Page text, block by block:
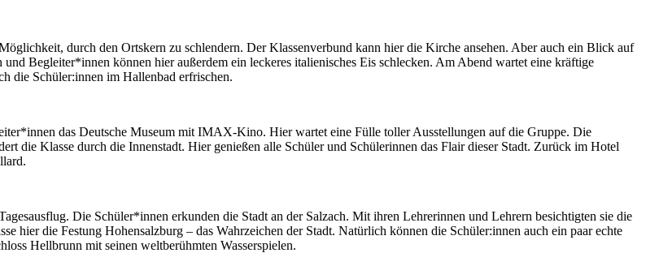
durch den Ortskern zu schlendern. Der Klassenverbund kann hier die Kirche ansehen. Aber auch ein Blick auf
Begleiter*innen können hier außerdem ein leckeres italienisches Eis schlecken. Am Abend wartet eine kräftige
die Schüler:innen im Hallenbad erfrischen.
das Deutsche Museum mit IMAX-Kino. Hier wartet eine Fülle toller Ausstellungen auf die Gruppe. Die
die Klasse durch die Innenstadt. Hier genießen alle Schüler und Schülerinnen das Flair dieser Stadt. Zurück im Hotel
Die Schüler*innen erkunden die Stadt an der Salzach. Mit ihren Lehrerinnen und Lehrern besichtigten sie die
hier die Festung Hohensalzburg – das Wahrzeichen der Stadt. Natürlich können die Schüler:innen auch ein paar echte
Hellbrunn mit seinen weltberühmten Wasserspielen.